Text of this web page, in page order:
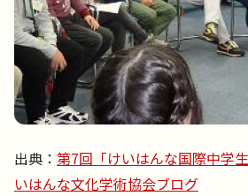
出典： 第7回「けいはんな国際中学
いはんな文化学術協会ブログ